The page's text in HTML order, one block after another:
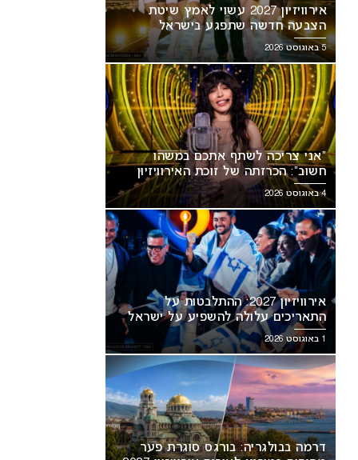
אירוויזיון 2027: ההתלבטות על
עלולה להשפיע על
דרמה בבולגריה: בורגס סוגרת פער
מסופיה במירוץ לאירוח אירוויזיון
2027
אירוויזיון 2027 עשוי לאמץ שיטת
הצבעה חדשה שתפגע בישראל
5 באוגוסט 2026
“אני צריכה לשתף אתכם במשהו
חשוב”: הכרזתה של זוכת האירוויזיון
מסעירה את הרשת
4 באוגוסט 2026
אירוויזיון 2027: ההתלבטות על
התאריכים עלולה להשפיע על ישראל
1 באוגוסט 2026
דרמה בבולגריה: בורגס סוגרת פער